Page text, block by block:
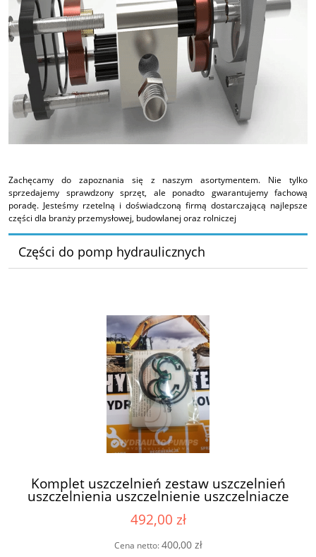
Zachęcamy do zapoznania się z naszym asortymentem. Nie tylko
sprzedajemy sprawdzony sprzęt, ale ponadto gwarantujemy fachową
poradę. Jesteśmy rzetelną i doświadczoną firmą dostarczającą najlepsze
części dla branży przemysłowej, budowlanej oraz rolniczej
Części do pomp hydraulicznych
Komplet uszczelnień zestaw uszczelnień
uszczelnienia uszczelnienie uszczelniacze
pomp hydraulicznych Bosch Rexroth
NBR
492,00 zł
Cena netto:400,00 zł